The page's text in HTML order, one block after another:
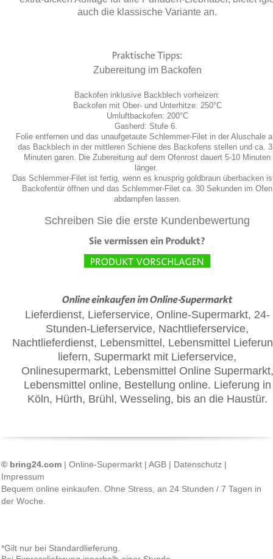
auch die klassische Variante an.
Zubereitung im Backofen
Backofen inklusive Backblech vorheizen:
Backofen mit Ober- und Unterhitze: 250°C
Umluftbackofen: 200°C
Gasherd: Stufe 6.
Folie entfernen und das unaufgetaute Schlemmer-Filet in der Aluschale
das Backblech in der mittleren Schiene des Backofens stellen und ca.
Minuten garen. Die Zubereitung auf dem Ofenrost dauert 5-10 Minuten
länger.
Das Schlemmer-Filet ist fertig, wenn es knusprig goldbraun überbacken
Backofentür öffnen und das Schlemmer-Filet ca. 30 Sekunden im Ofen
abdampfen lassen.
Schreiben Sie die erste Kundenbewertung
Lieferdienst, Lieferservice, Online-Supermarkt, 24-
Stunden-Lieferservice, Nachtlieferservice,
Nachtlieferdienst, Lebensmittel, Lebensmittel
liefern, Supermarkt mit Lieferservice,
Onlinesupermarkt, Lebensmittel Online Supermarkt,
Lebensmittel online, Bestellung online. Lieferung in
Köln, Hürth, Brühl, Wesseling, bis an die Haustür.
© bring24.com | Online-Supermarkt | AGB | Datenschutz |
Impressum
Bequem online einkaufen. Ohne Stress, an 24 Stunden / 7 Tagen in
der Woche.
*Gilt nur bei Standardlieferung.